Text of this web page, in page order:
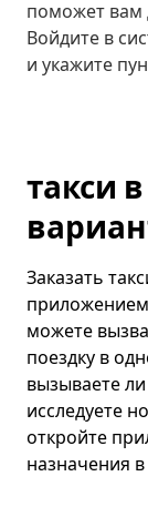
поможет вам
Войдите в
и укажите
такси
Заказать
приложением
можете
поездку в
вызываете
исследуете
откройте
назначения